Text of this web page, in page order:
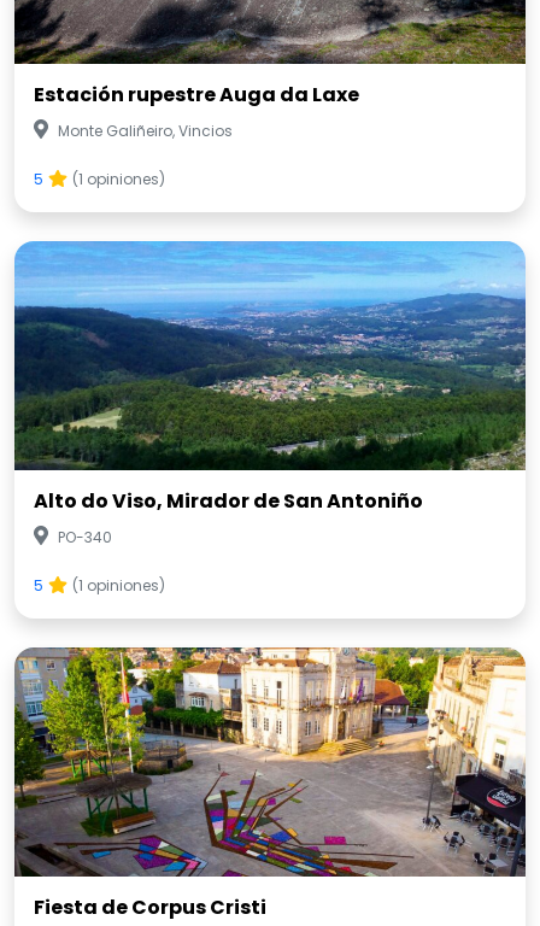
Estación rupestre Auga da Laxe
Monte Galiñeiro, Vincios
5 (1 opiniones)
Alto do Viso, Mirador de San Antoniño
PO-340
5 (1 opiniones)
Fiesta de Corpus Cristi